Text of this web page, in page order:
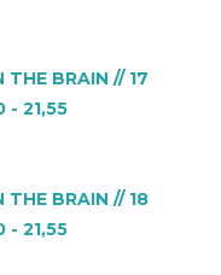
THE BRAIN // 17
21,55
THE BRAIN // 18
21,55